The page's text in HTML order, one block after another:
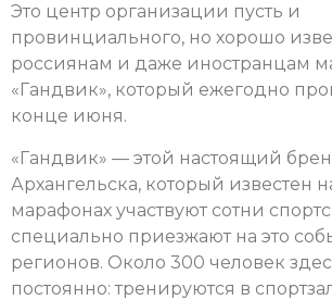
Это центр организации пусть и
провинциального, но хорошо
россиянам и даже иностранцам
«Гандвик», который ежегодно
конце июня.
«Гандвик» — этой настоящий
Архангельска, который известен
марафонах участвуют сотни
специально приезжают на это
регионов. Около 300 человек
постоянно: тренируются в